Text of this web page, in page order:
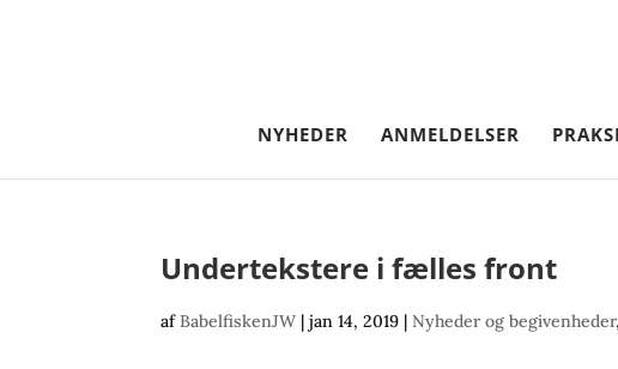
NYHEDER ANMELDELSER
Undertekstere i fælles front
afBabelfiskenJW |jan 14, 2019 |Nyheder og begivenheder